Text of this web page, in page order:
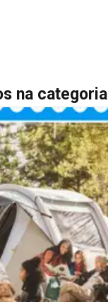
na categoria